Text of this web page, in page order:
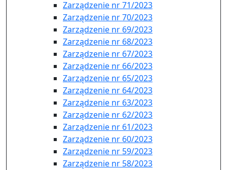
Zarządzenie nr 71/2023
Zarządzenie nr 70/2023
Zarządzenie nr 69/2023
Zarządzenie nr 68/2023
Zarządzenie nr 67/2023
Zarządzenie nr 66/2023
Zarządzenie nr 65/2023
Zarządzenie nr 64/2023
Zarządzenie nr 63/2023
Zarządzenie nr 62/2023
Zarządzenie nr 61/2023
Zarządzenie nr 60/2023
Zarządzenie nr 59/2023
Zarządzenie nr 58/2023